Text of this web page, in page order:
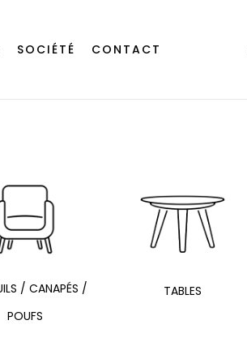
SOCIÉTÉ CONTACT
/ CANAPÉS /
POUFS
TABLES